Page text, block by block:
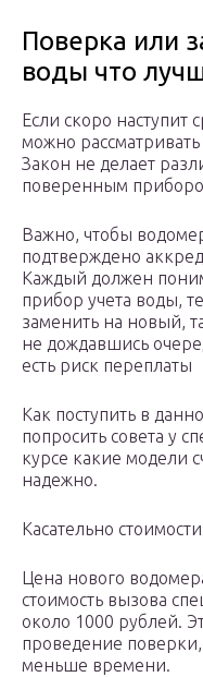
Поверка или
воды что
Если скоро наступит
можно
Закон не делает
поверенным
Важно, чтобы
подтверждено
Каждый должен
прибор учета воды,
заменить на новый,
не дождавшись
есть риск переплаты
Как поступить в
попросить совета у
курсе какие модели
надежно.
Касательно
Цена нового
стоимость вызова
около 1000 рублей.
проведение
меньше времени.